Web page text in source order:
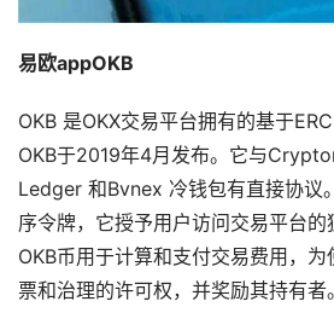
易欧appOKB
OKB 是OKX交易平台拥有的基于
OKB于2019年4月发布。它与
Ledger 和Bvnex 冷钱包有直接协议
序令牌，它授予用户访问交易平台的
OKB币用于计算和支付交易费用，
票和治理的许可权，并奖励其持有者。